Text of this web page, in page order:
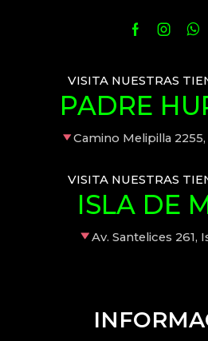
VISITA NUESTRAS
PADRE
Camino Melipilla
VISITA NUESTRAS
ISLA DE
Av. Santelices 261,